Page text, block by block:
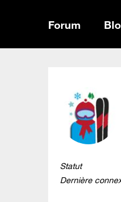
Forum
Statut
Dernière